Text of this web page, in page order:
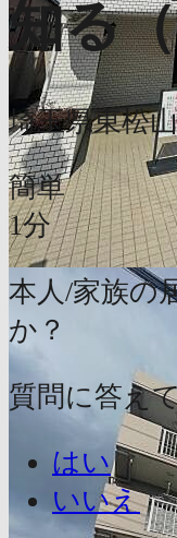
知る
埼玉県東松
簡単
1分
本人/家族の
か？
質問に答え
はい
いいえ